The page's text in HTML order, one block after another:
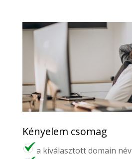
Kényelem csomag
a kiválasztott domain név